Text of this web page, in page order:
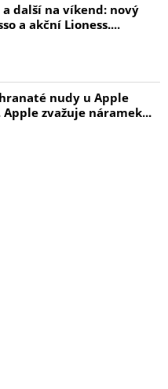
další na víkend: nový
a akční Lioness....
nudy u Apple
Apple zvažuje náramek...